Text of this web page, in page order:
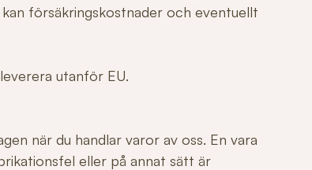
försäkringskostnader och eventuellt
utanför EU.
när du handlar varor av oss. En vara
eller på annat sätt är